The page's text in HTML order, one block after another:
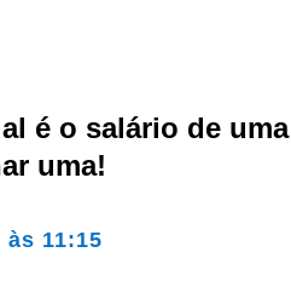
é o salário de uma
uma!
às 11:15